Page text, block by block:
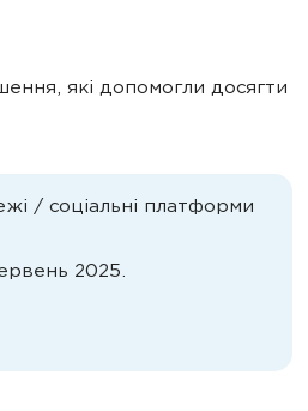
які допомогли досягти
/ соціальні платформи
2025.